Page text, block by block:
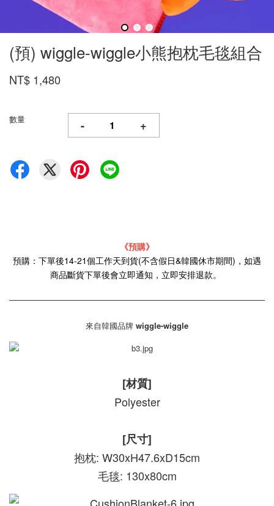
(預) wiggle-wiggle小熊抱枕毛毯組合
NT$ 1,480
數量 - +
《預購》
預購：下單後14-21個工作天到貨(不含假日&韓國休市期間)，如遇
商品斷貨下單後會立即通知，立即安排退款。
來自韓國品牌 wiggle-wiggle
[材質]
Polyester
[尺寸]
抱枕: W30xH47.6xD15cm
毛毯: 130x80cm